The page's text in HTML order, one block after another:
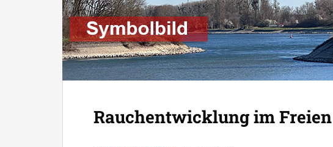
Rauchentwicklung im Freien